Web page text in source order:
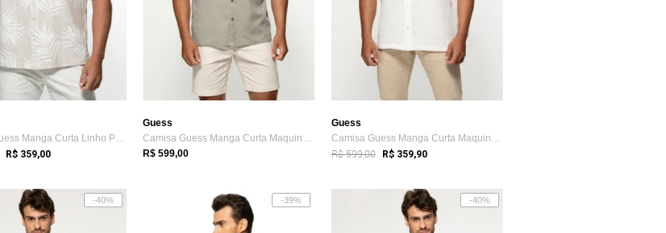
Camisa Guess Manga Curta Linho Palm Tree Branco
R$ 359,00
Guess
Camisa Guess Manga Curta Maquinetada Verde
R$ 599,00
Guess
Camisa Guess Manga Curta Maquinetada Off White
R$ 599,00 R$ 359,90
-40% -39% -40%